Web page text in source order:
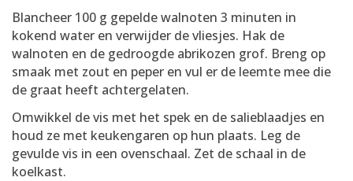
Blancheer 100 g gepelde walnoten 3 minuten in
kokend water en verwijder de vliesjes. Hak de
walnoten en de gedroogde abrikozen grof. Breng op
smaak met zout en peper en vul er de leemte mee die
de graat heeft achtergelaten.
Omwikkel de vis met het spek en de salieblaadjes en
houd ze met keukengaren op hun plaats. Leg de
gevulde vis in een ovenschaal. Zet de schaal in de
koelkast.